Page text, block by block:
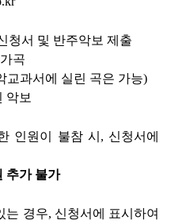
청서 및 반주악보 제출
곡
교과서에 실린 곡은 가능)
악보
인원이 불참 시 , 신청서에
추가 불가
는 경우, 신청서에 표시하여